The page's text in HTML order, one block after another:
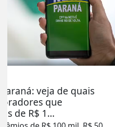
São Jorge D'Oeste
histórico no IDEB e
anos iniciais do...